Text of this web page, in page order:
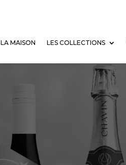
LA MAISON LES COLLECTIONS